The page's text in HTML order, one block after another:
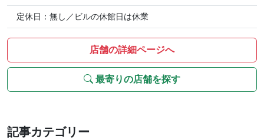
定休日：無し／ビルの休館日は休業
店舗の詳細ページへ
最寄りの店舗を探す
記事カテゴリー